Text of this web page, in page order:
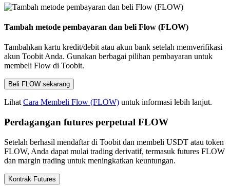
Tambah metode pembayaran dan beli Flow (FLOW)
Tambahkan kartu kredit/debit atau akun bank setelah memverifikasi
akun Toobit Anda. Gunakan berbagai pilihan pembayaran untuk
membeli Flow di Toobit.
Beli FLOW sekarang
LihatCara Membeli Flow (FLOW) untuk informasi lebih lanjut.
Perdagangan futures perpetual FLOW
Setelah berhasil mendaftar di Toobit dan membeli USDT atau token
FLOW, Anda dapat mulai trading derivatif, termasuk futures FLOW
dan margin trading untuk meningkatkan keuntungan.
Kontrak Futures